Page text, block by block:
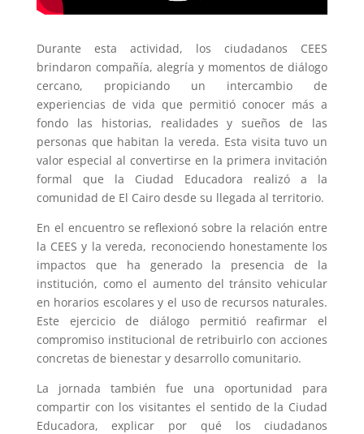
Durante esta actividad, los ciudadanos CEES
brindaron compañía, alegría y momentos de diálogo
cercano, propiciando un intercambio de
experiencias de vida que permitió conocer más a
fondo las historias, realidades y sueños de las
personas que habitan la vereda. Esta visita tuvo un
valor especial al convertirse en la primera invitación
formal que la Ciudad Educadora realizó a la
comunidad de El Cairo desde su llegada al territorio.
En el encuentro se reflexionó sobre la relación entre
la CEES y la vereda, reconociendo honestamente los
impactos que ha generado la presencia de la
institución, como el aumento del tránsito vehicular
en horarios escolares y el uso de recursos naturales.
Este ejercicio de diálogo permitió reafirmar el
compromiso institucional de retribuirlo con acciones
concretas de bienestar y desarrollo comunitario.
La jornada también fue una oportunidad para
compartir con los visitantes el sentido de la Ciudad
Educadora, explicar por qué los ciudadanos